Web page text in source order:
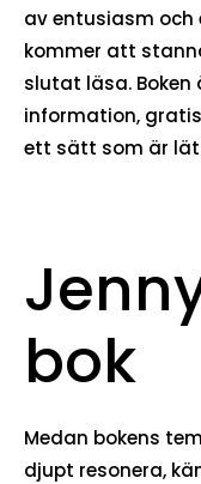
av entusiasm
kommer att
slutat läsa.
information,
ett sätt som är
bok
Medan bokens
djupt resonera,